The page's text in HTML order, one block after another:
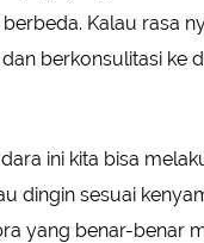
Kalau rasa
berkonsulitasi ke
ini kita bisa
dingin sesuai
yang benar-benar